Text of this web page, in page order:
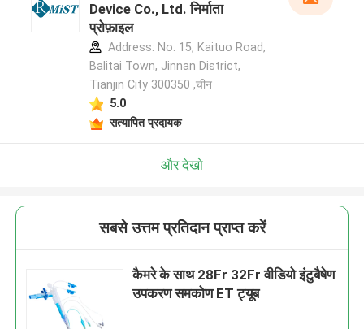
Device Co., Ltd. निर्माता
प्रोफ़ाइल
Address: No. 15, Kaituo Road,
Balitai Town, Jinnan District,
Tianjin City 300350 ,चीन
5.0
सत्यापित प्रदायक
और देखो
सबसे उत्तम प्रतिदान प्राप्त करें
कैमरे के साथ 28Fr 32Fr वीडियो इंटुबैषेण
उपकरण समकोण ET ट्यूब